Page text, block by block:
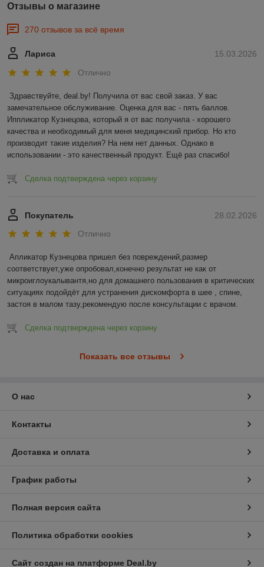
Отзывы о магазине
270 отзывов за всё время
15.03.2026
Лариса
Отлично
Здравствуйте, deal.by! Получила от вас свой заказ. У вас
замечательное обслуживание. Оценка для вас - пять баллов.
Иппликатор Кузнецова, который я от вас получила - хорошего
качества и необходимый для меня медицинский прибор. Но кто
производит такие изделия? На нем нет данных. Однако в
использовании - это качественный продукт. Ещё раз спасибо!
Сделка подтверждена через корзину
28.02.2026
Покупатель
Отлично
Апликатор Кузнецова пришел без повреждений,размер
соответствует,уже опробовал,конечно результат не как от
микроиглоукалывантя,но для домашнего пользования в критических
ситуациях подойдёт для устранения дискомфорта в шее , спине,
застоя в малом тазу,рекомендую после консультации с врачом.
Сделка подтверждена через корзину
Показать все отзывы
О нас
Контакты
Доставка и оплата
График работы
Полная версия сайта
Политика обработки cookies
Сайт создан на платформе Deal.by